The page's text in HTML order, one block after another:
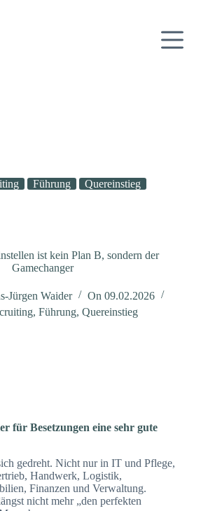
Führung Quereinstieg
ist kein Plan B, sondern der
Gamechanger
Jürgen Waider On 09.02.2026
,Führung,Quereinstieg
für Besetzungen eine sehr gute
gedreht. Nicht nur in IT und Pflege,
Handwerk, Logistik,
Finanzen und Verwaltung.
nicht mehr „den perfekten